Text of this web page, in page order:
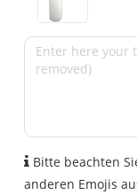
Bitte beachten
anderen Emojis